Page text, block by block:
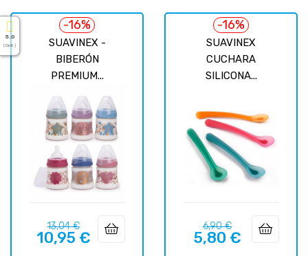
SUAVINEX -
BIBERÓN
PREMIUM...
-16%
Prix
habituel
13,04 €Prix
10,95 €
SUAVINEX
CUCHARA
SILICONA...
-16%
Prix
habituel
6,90 €Prix
5,80 €
5.0
( On 5 )